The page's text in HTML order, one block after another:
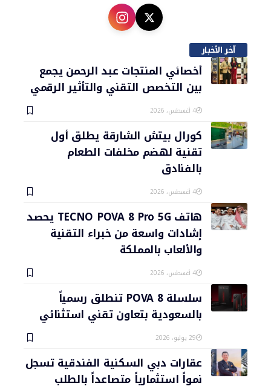
آخر الأخبار
أخصائي المنتجات عبد الرحمن يجمع
بين التخصص التقني والتأثير الرقمي
4 أغسطس، 2026
كورال بيتش الشارقة يطلق أول
تقنية لهضم مخلفات الطعام
بالفنادق
4 أغسطس، 2026
هاتف TECNO POVA 8 Pro 5G يحصد
إشادات واسعة من خبراء التقنية
والألعاب بالمملكة
4 أغسطس، 2026
سلسلة POVA 8 تنطلق رسمياً
بالسعودية بتعاون تقني استثنائي
29 يوليو، 2026
عقارات دبي السكنية الفندقية تسجل
نمواً استثمارياً متصاعداً بالطلب